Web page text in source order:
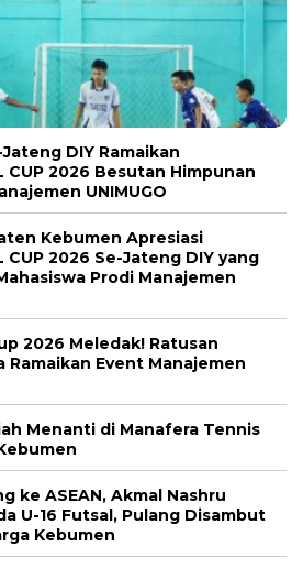
DIY Ramaikan
CUP 2026 Besutan Himpunan
UNIMUGO
Kebumen Apresiasi
CUP 2026 Se-Jateng DIY yang
Prodi Manajemen
2026 Meledak! Ratusan
Ramaikan Event Manajemen
Menanti di Manafera Tennis
ke ASEAN, Akmal Nashru
U-16 Futsal, Pulang Disambut
Kebumen